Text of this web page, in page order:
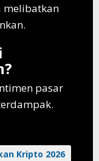
melibatkan
pasar
Kripto 2026